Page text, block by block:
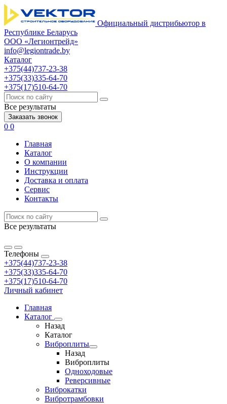
Официальный дистрибьютор в
Республике Беларусь
ООО «Легионтрейд»
info@legiontrade.by
Каталог
+375(44)737-23-38
+375(33)335-64-70
+375(17)510-64-70
Все результаты
Заказать звонок
0 0
Главная
Каталог
О компании
Инструкции
Доставка и оплата
Сервис
Контакты
Все результаты
Телефоны
+375(44)737-23-38
+375(33)335-64-70
+375(17)510-64-70
Личный кабинет
Главная
Каталог
Назад
Каталог
Виброплиты
Назад
Виброплиты
Одноходовые
Реверсивные
Виброкатки
Вибротрамбовки